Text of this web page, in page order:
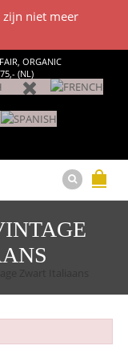
ORGANIC
(NL)
zijn niet meer